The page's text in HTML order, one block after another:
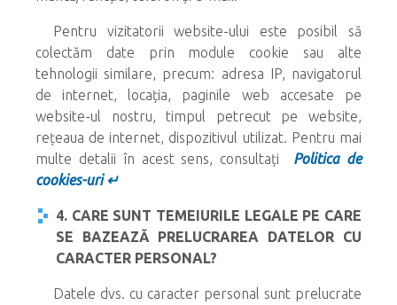
Pentru vizitatorii website-ului este posibil să
colectăm date prin module cookie sau alte
tehnologii similare, precum: adresa IP, navigatorul
de internet, locația, paginile web accesate pe
website-ul nostru, timpul petrecut pe website,
rețeaua de internet, dispozitivul utilizat. Pentru mai
multe detalii în acest sens, consultați
Politica de
cookies-uri ↵
4. CARE SUNT TEMEIURILE LEGALE PE CARE
SE BAZEAZĂ PRELUCRAREA DATELOR CU
CARACTER PERSONAL?
Datele dvs. cu caracter personal sunt prelucrate